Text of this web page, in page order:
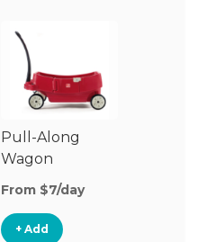
Pull-Along
Wagon
From $7/day
+ Add